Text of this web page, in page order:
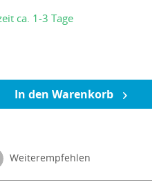
ca. 1-3 Tage
In den Warenkorb
Weiterempfehlen